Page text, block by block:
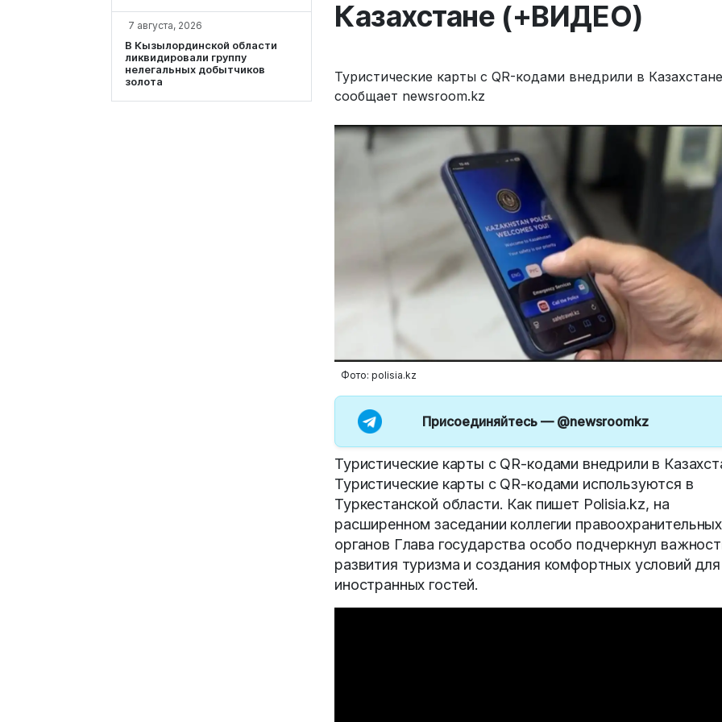
7 августа, 2026
В Кызылординской области
ликвидировали группу
нелегальных добытчиков
золота
Казахстане (+ВИДЕО)
Туристические карты с QR-кодами внедрили в
сообщает newsroom.kz
Фото: polisia.kz
Присоединяйтесь — @newsroomkz
Туристические карты с QR-кодами внедрили в
Туристические карты с QR-кодами используются в
Туркестанской области. Как пишет Polisia.kz, на
расширенном заседании коллегии правоохранительных
органов Глава государства особо подчеркнул
развития туризма и создания комфортных условий для
иностранных гостей.